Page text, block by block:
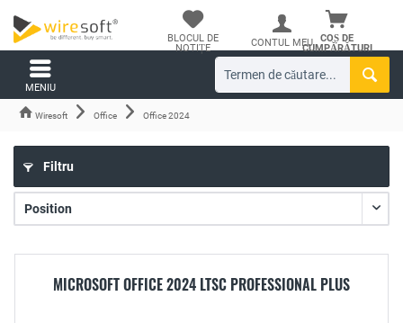
COȘ DE
CUMPĂRĂTURI
BLOCUL DE
NOTIȚE
CONTUL MEU
MENIU
Wiresoft Office Office 2024
Filtru
MICROSOFT OFFICE 2024 LTSC PROFESSIONAL PLUS